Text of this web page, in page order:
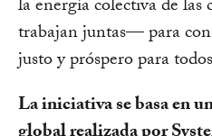
la energía colectiva de las
trabajan juntas— para
justo y próspero para
La iniciativa se basa en